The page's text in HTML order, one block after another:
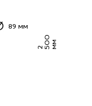
2 5 0
0
м м
89 мм